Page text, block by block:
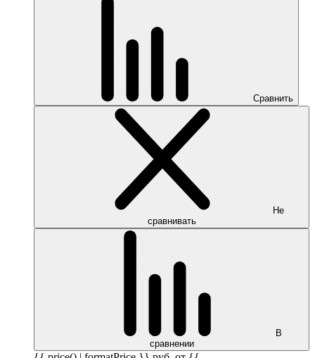
Сравнить
Не
сравнивать
В
сравнении